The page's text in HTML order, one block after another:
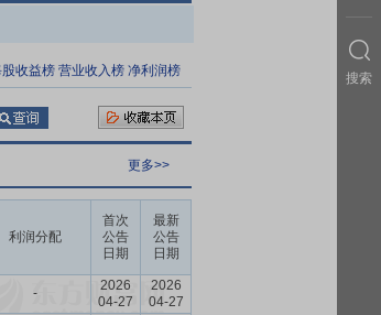
收益榜 营业收入榜 净利润榜
更多>>
利润分配
首次
公告
日期
最新
公告
日期
-
2026
04-27
2026
04-27
搜索